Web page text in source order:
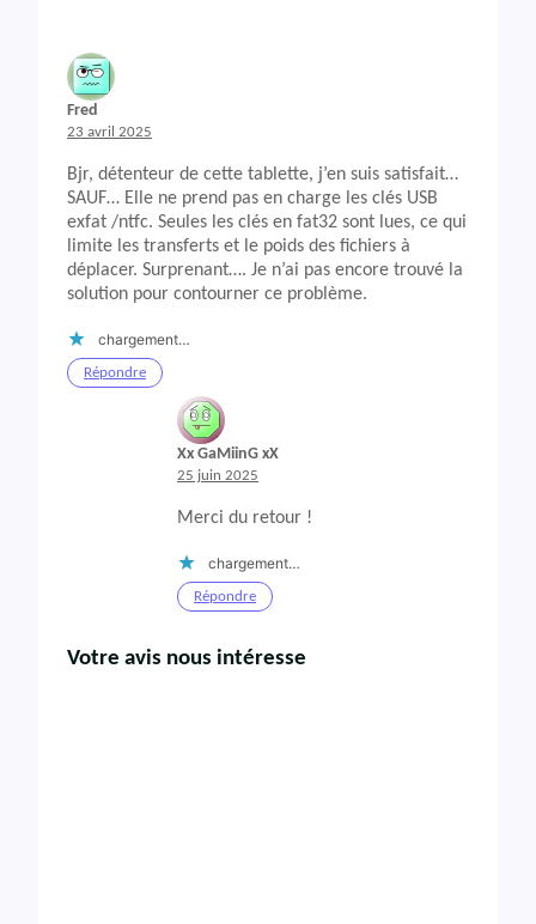
Fred
23 avril 2025
Bjr, détenteur de cette tablette, j’en suis satisfait…
SAUF… Elle ne prend pas en charge les clés USB
exfat /ntfc. Seules les clés en fat32 sont lues, ce qui
limite les transferts et le poids des fichiers à
déplacer. Surprenant…. Je n’ai pas encore trouvé la
solution pour contourner ce problème.
chargement…
Répondre
Xx GaMiinG xX
25 juin 2025
Merci du retour !
chargement…
Répondre
Votre avis nous intéresse